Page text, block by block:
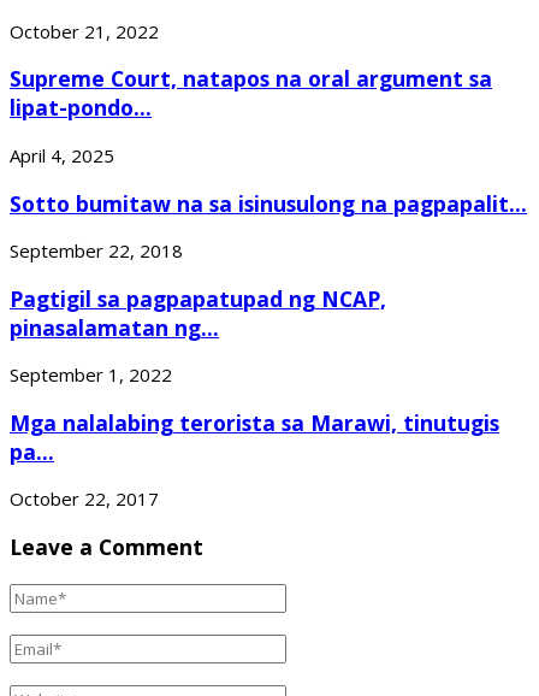
October 21, 2022
Supreme Court, natapos na oral argument sa
lipat-pondo...
April 4, 2025
Sotto bumitaw na sa isinusulong na pagpapalit...
September 22, 2018
Pagtigil sa pagpapatupad ng NCAP,
pinasalamatan ng...
September 1, 2022
Mga nalalabing terorista sa Marawi, tinutugis
pa...
October 22, 2017
Leave a Comment